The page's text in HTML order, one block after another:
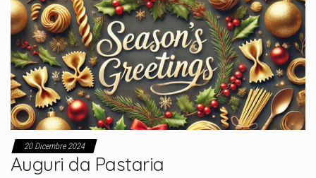
20 Dicembre 2024
Auguri da Pastaria